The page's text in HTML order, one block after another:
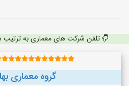
تلفن شرکت های معماری به ترتیب
گروه معماری